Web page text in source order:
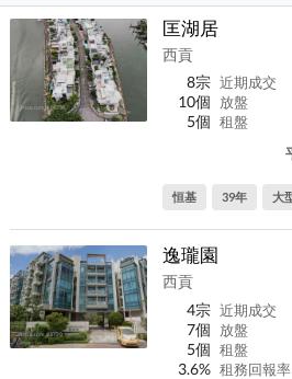
匡湖居
西貢
8宗 近期成交
10個 放盤
5個 租盤
恒基 39年 大
逸瓏園
西貢
4宗 近期成交
7個 放盤
5個 租盤
3.6% 租務回報率